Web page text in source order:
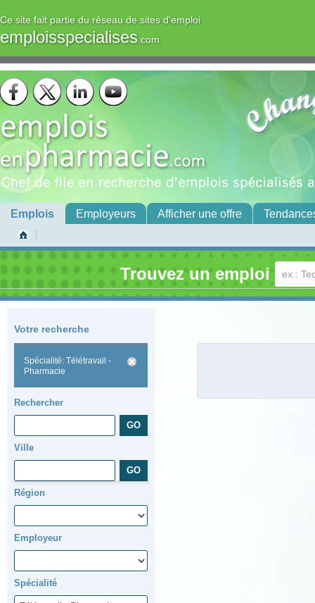
Ce site fait partie du réseau de sites d'emploi
emploisspecialises.com
Emplois Employeurs Afficher une offre
Trouvez un emploi
Votre recherche
Spécialité: Télétravail -
Pharmacie
Rechercher
Ville
Région
Employeur
Spécialité